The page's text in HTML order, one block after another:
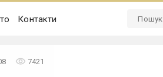
Контакти
remove_red_eye 7421